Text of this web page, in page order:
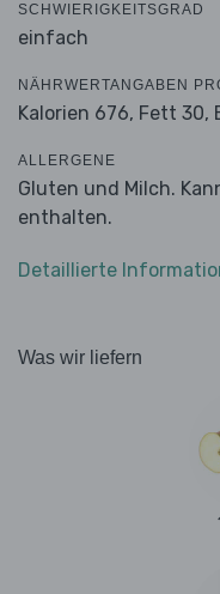
SCHWIERIGKEITSGRAD
einfach
NÄHRWERTANGABEN
Kalorien 676, Fett 30,
ALLERGENE
Gluten und Milch.
enthalten.
Detaillierte
Was wir liefern